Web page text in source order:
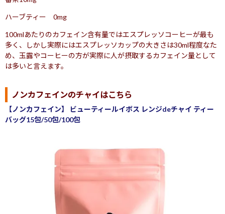
ハーブティー 0mg
100mlあたりのカフェイン含有量ではエスプレッソコーヒーが最も
多く、しかし実際にはエスプレッソカップの大きさは30ml程度なた
め、玉露やコーヒーの方が実際に人が摂取するカフェイン量として
は多いと言えます。
ノンカフェインのチャイはこちら
【ノンカフェイン】 ビューティールイボス レンジdeチャイ ティー
バッグ15包/50包/100包